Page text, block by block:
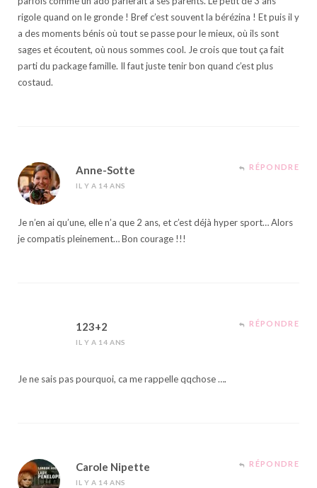
rigole quand on le gronde ! Bref c’est souvent la bérézina ! Et puis il y
a des moments bénis où tout se passe pour le mieux, où ils sont
sages et écoutent, où nous sommes cool. Je crois que tout ça fait
parti du package famille. Il faut juste tenir bon quand c’est plus
costaud.
Anne-Sotte
IL Y A 14 ANS
RÉPONDRE
Je n’en ai qu’une, elle n’a que 2 ans, et c’est déjà hyper sport… Alors
je compatis pleinement… Bon courage !!!
123+2
IL Y A 14 ANS
RÉPONDRE
Je ne sais pas pourquoi, ca me rappelle qqchose ….
Carole Nipette
IL Y A 14 ANS
RÉPONDRE